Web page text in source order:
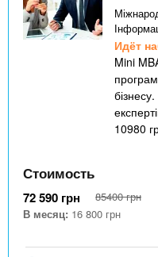
Идёт
Mini
10980
Стоимость
72 590 грн 85400 грн
В месяц: 16 800 грн